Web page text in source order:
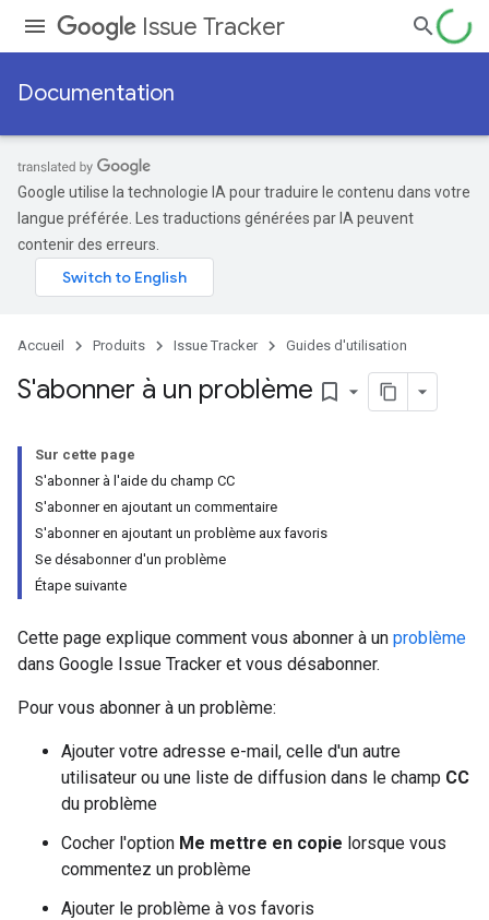
Issue Tracker
Documentation
Google utilise la technologie IA pour traduire le contenu dans votre
langue préférée. Les traductions générées par IA peuvent
contenir des erreurs.
Accueil Produits Issue Tracker Guides d'utilisation
S'abonner à un problème bookmark_border
Sur cette page
S'abonner à l'aide du champ CC
S'abonner en ajoutant un commentaire
S'abonner en ajoutant un problème aux favoris
Se désabonner d'un problème
Étape suivante
Cette page explique comment vous abonner à un problème
dans Google Issue Tracker et vous désabonner.
Pour vous abonner à un problème:
Ajouter votre adresse e-mail, celle d'un autre
utilisateur ou une liste de diffusion dans le champ CC
du problème
Cocher l'option Me mettre en copie lorsque vous
commentez un problème
Ajouter le problème à vos favoris